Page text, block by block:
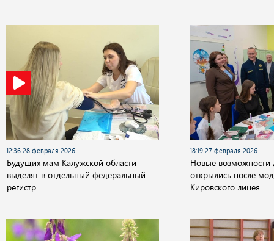
12:36 28 февраля 2026
Будущих мам Калужской области
выделят в отдельный федеральный
регистр
18:19 27 февраля 2026
Новые возможности
открылись после
Кировского лицея